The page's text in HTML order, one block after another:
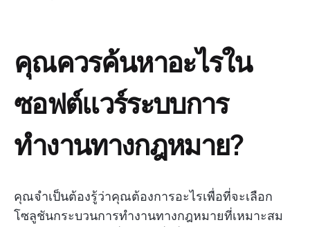
คุณควรค้นหาอะไรใน
ซอฟต์แวร์ระบบการ
ทำงานทางกฎหมาย?
คุณจำเป็นต้องรู้ว่าคุณต้องการอะไรเพื่อที่จะเลือก
โซลูชันกระบวนการทำงานทางกฎหมายที่เหมาะสม